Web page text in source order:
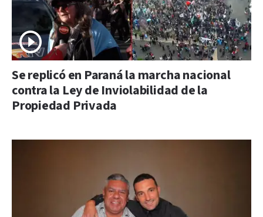
Se replicó en Paraná la marcha nacional
contra la Ley de Inviolabilidad de la
Propiedad Privada